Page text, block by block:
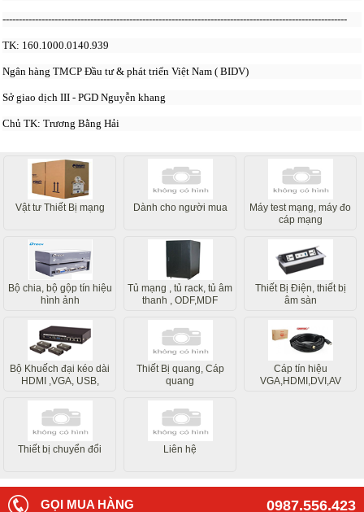
----------------------------------------------------------------------------------------------------------
TK: 160.1000.0140.939
Ngân hàng TMCP Đầu tư & phát triển Việt Nam ( BIDV)
Sở giao dịch III - PGD Nguyễn khang
Chủ TK: Trương Bằng Hải
Vật tư Thiết Bị mạng Dành cho người mua
Máy test mạng, máy đo
cáp mạng
Bộ chia, bộ gộp tín hiệu
hình ảnh
Tủ mạng , tủ rack, tủ âm
thanh , ODF,MDF
Thiết Bị Điện, thiết bị
âm sàn
Bộ Khuếch đại kéo dài
HDMI ,VGA, USB,
Thiết Bị quang, Cáp
quang
Cáp tín hiệu
VGA,HDMI,DVI,AV
Thiết bị chuyển đổi Liên hệ
0987.556.423
GỌI MUA HÀNG